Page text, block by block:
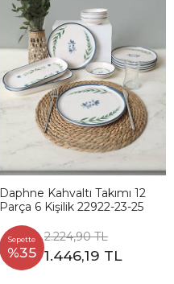
Daphne Kahvaltı Takımı 12
Parça 6 Kişilik 22922-23-25
Sepette
%35
2.224,90 TL
1.446,19 TL